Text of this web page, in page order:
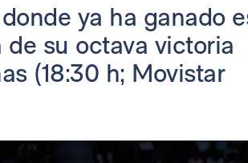
ya ha ganado
su octava victoria
(18:30 h; Movistar